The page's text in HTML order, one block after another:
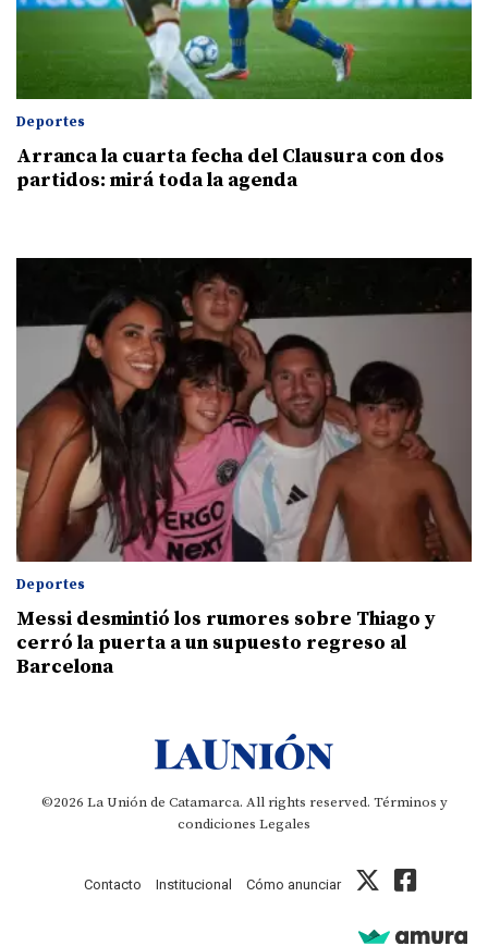
Deportes
Arranca la cuarta fecha del Clausura con dos
partidos: mirá toda la agenda
Deportes
Messi desmintió los rumores sobre Thiago y
cerró la puerta a un supuesto regreso al
Barcelona
©2026 La Unión de Catamarca. All rights reserved. Términos y
condiciones Legales
Contacto Institucional Cómo anunciar